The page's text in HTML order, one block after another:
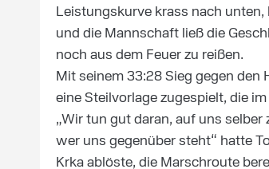
Leistungskurve krass nach
und die Mannschaft ließ die
noch aus dem Feuer zu reißen.
Mit seinem 33:28 Sieg gegen den
eine Steilvorlage zugespielt, die
„Wir tun gut daran, auf uns
wer uns gegenüber steht“ hatte
Krka ablöste, die Marschroute